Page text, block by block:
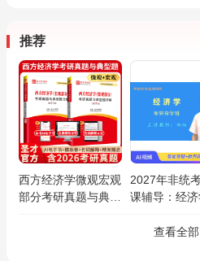
推荐
西方经济学微观宏观
部分考研真题与典型
2027年非统
课辅导：经济
查看全部